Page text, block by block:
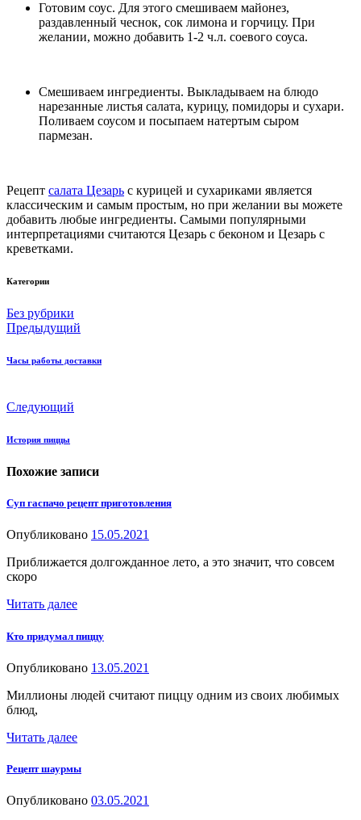
Готовим соус. Для этого смешиваем майонез,
раздавленный чеснок, сок лимона и горчицу. При
желании, можно добавить 1-2 ч.л. соевого соуса.
Смешиваем ингредиенты. Выкладываем на блюдо
нарезанные листья салата, курицу, помидоры и сухари.
Поливаем соусом и посыпаем натертым сыром
пармезан.
Рецепт салата Цезарь с курицей и сухариками является
классическим и самым простым, но при желании вы можете
добавить любые ингредиенты. Самыми популярными
интерпретациями считаются Цезарь с беконом и Цезарь с
креветками.
Категории
Без рубрики
Предыдущий
Часы работы доставки
Следующий
История пиццы
Похожие записи
Суп гаспачо рецепт приготовления
Опубликовано 15.05.2021
Приближается долгожданное лето, а это значит, что совсем
скоро
Читать далее
Кто придумал пиццу
Опубликовано 13.05.2021
Миллионы людей считают пиццу одним из своих любимых
блюд,
Читать далее
Рецепт шаурмы
Опубликовано 03.05.2021